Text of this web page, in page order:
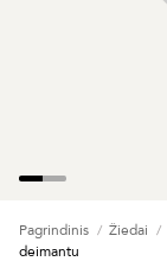
Pagrindinis Žiedai
deimantu